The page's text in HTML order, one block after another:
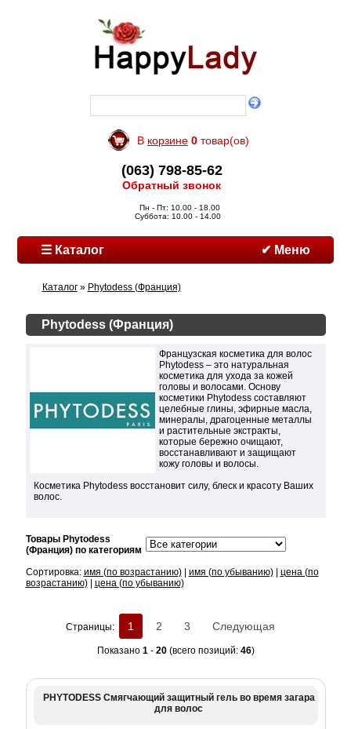
В корзине 0 товар(ов)
(063) 798-85-62
Обратный звонок
Пн - Пт: 10.00 - 18.00
Суббота: 10.00 - 14.00
☰ Каталог ✔ Меню
Каталог» Phytodess (Франция)
Phytodess (Франция)
Французская коcметика для волос
Phytodess – это натуральная
косметика для ухода за кожей
головы и волосами. Основу
косметики Phytodess составляют
целебные глины, эфирные масла,
минералы, драгоценные металлы
и растительные экстракты,
которые бережно очищают,
восстанавливают и защищают
кожу головы и волосы.
Косметика Phytodess восстановит силу, блеск и красоту Ваших
волос.
Товары Phytodess
(Франция) по категориям
Сортировка: имя (по возрастанию)| имя (по убыванию)| цена (по
возрастанию)| цена (по убыванию)
Страницы: 1 2 3 Следующая
Показано 1- 20(всего позиций: 46)
PHYTODESS Смягчающий защитный гель во время загара
для волос